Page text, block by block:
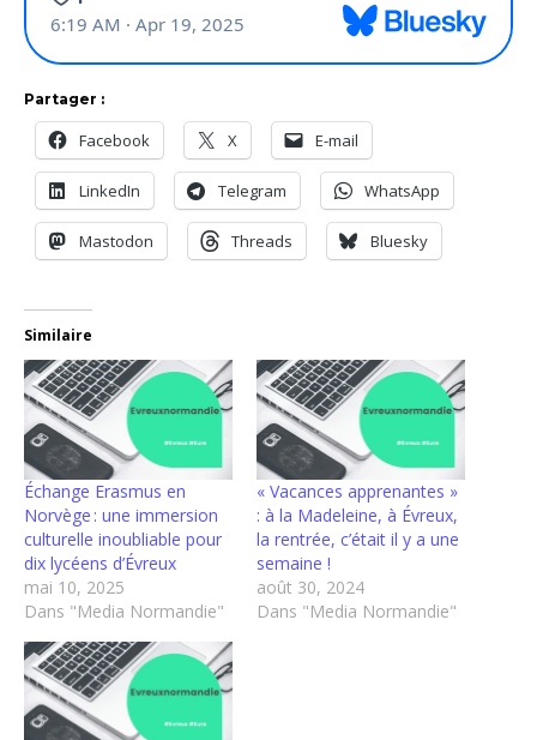
Partager :
Facebook X E-mail
LinkedIn Telegram WhatsApp
Mastodon Threads Bluesky
Similaire
Échange Erasmus en
Norvège : une immersion
culturelle inoubliable pour
dix lycéens d’Évreux
mai 10, 2025
Dans "Media Normandie"
« Vacances apprenantes »
: à la Madeleine, à Évreux,
la rentrée, c’était il y a une
semaine !
août 30, 2024
Dans "Media Normandie"